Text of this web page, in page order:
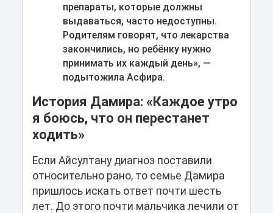
препараты, которые должны
выдаваться, часто недоступны.
Родителям говорят, что лекарства
закончились, но ребёнку нужно
принимать их каждый день», —
подытожила Асфира.
История Дамира: «Каждое утро
я боюсь, что он перестанет
ходить»
Если Айсултану диагноз поставили
относительно рано, то семье Дамира
пришлось искать ответ почти шесть
лет. До этого почти мальчика лечили от